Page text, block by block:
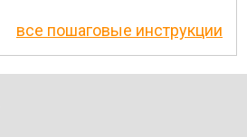
все пошаговые инструкции